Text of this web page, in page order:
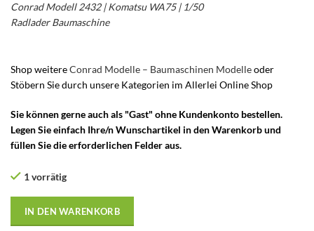
Conrad Modell 2432 | Komatsu WA75 | 1/50
Radlader Baumaschine
Shop weitereConrad Modelle – Baumaschinen Modelleoder
Stöbern Sie durch unsere Kategorien im Allerlei Online Shop
Sie können gerne auch als "Gast" ohne Kundenkonto bestellen.
Legen Sie einfach Ihre/n Wunschartikel in den Warenkorb und
füllen Sie die erforderlichen Felder aus.
1 vorrätig
IN DEN WARENKORB